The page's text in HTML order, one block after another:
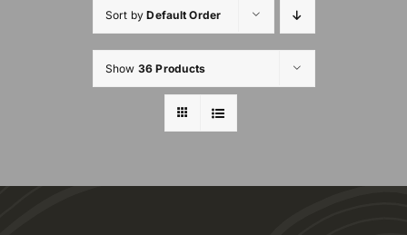
WooCommerce Cart
Navigation
Classic Bike
E-Bike
Sort byDefault Order
Show 36 Products